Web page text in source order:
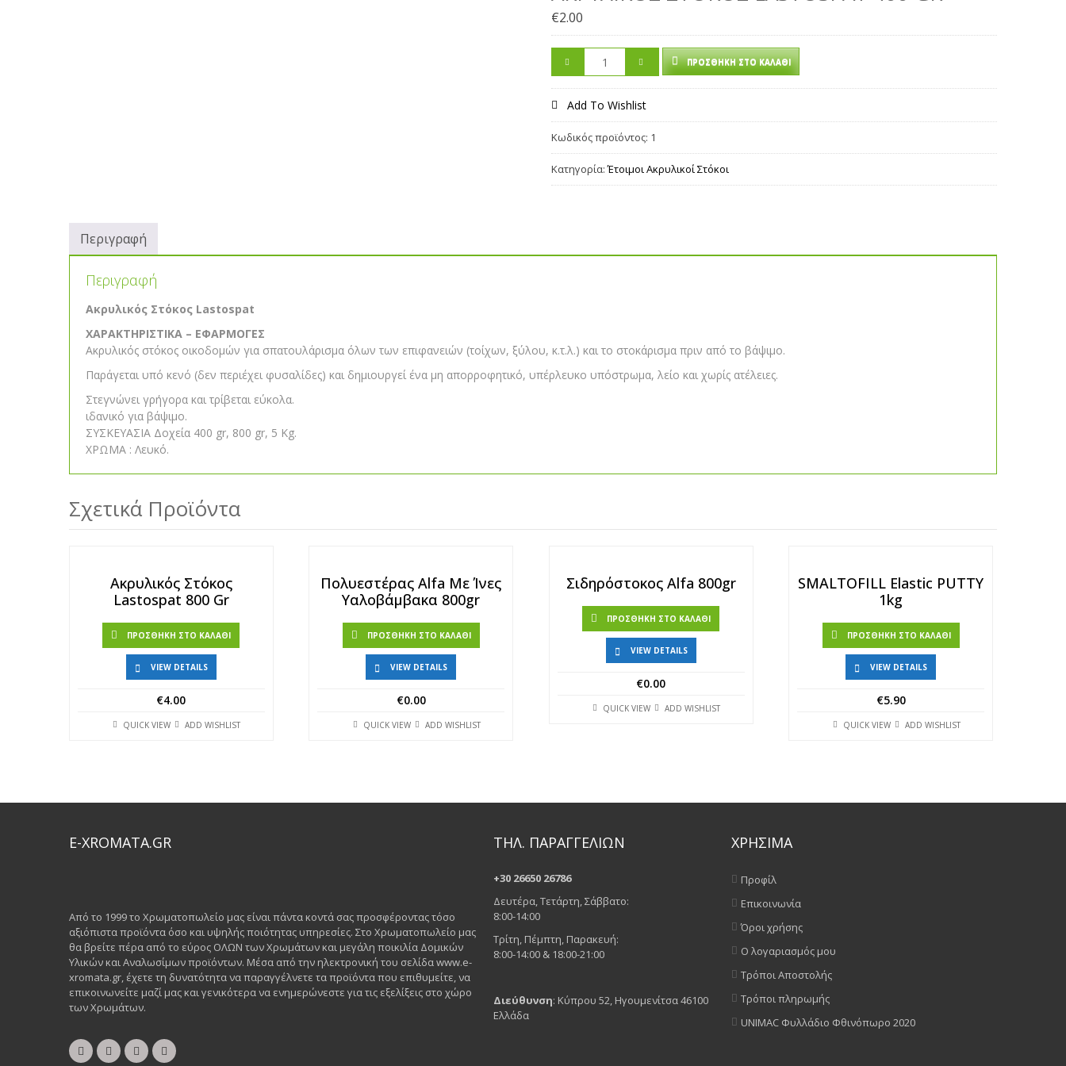
€2.00
ΠΡΟΣΘΉΚΗ ΣΤΟ ΚΑΛΆΘΙ
Add To Wishlist
Κωδικός προϊόντος: 1
Κατηγορία:Έτοιμοι Ακρυλικοί Στόκοι
Περιγραφή
Περιγραφή
Ακρυλικός Στόκος Lastospat
ΧΑΡΑΚΤΗΡΙΣΤΙΚΑ – ΕΦΑΡΜΟΓΕΣ
Ακρυλικός στόκος οικοδομών για σπατουλάρισμα όλων των επιφανειών (τοίχων, ξύλου, κ.τ.λ.) και το στοκάρισμα πριν από το βάψιμο.
Παράγεται υπό κενό (δεν περιέχει φυσαλίδες) και δημιουργεί ένα μη απορροφητικό, υπέρλευκο υπόστρωμα, λείο και χωρίς ατέλειες.
Στεγνώνει γρήγορα και τρίβεται εύκολα.
ιδανικό για βάψιμο.
ΣΥΣΚΕΥΑΣΙΑ Δοχεία 400 gr, 800 gr, 5 Kg.
ΧΡΩΜΑ : Λευκό.
Σχετικά Προϊόντα
Ακρυλικός Στόκος
Lastospat 800 Gr
ΠΡΟΣΘΉΚΗ ΣΤΟ ΚΑΛΆΘΙ
VIEW DETAILS
€4.00
QUICK VIEW ADD WISHLIST
Πολυεστέρας Alfa Με Ίνες
Υαλοβάμβακα 800gr
ΠΡΟΣΘΉΚΗ ΣΤΟ ΚΑΛΆΘΙ
VIEW DETAILS
€0.00
QUICK VIEW ADD WISHLIST
Σιδηρόστοκος Alfa 800gr
ΠΡΟΣΘΉΚΗ ΣΤΟ ΚΑΛΆΘΙ
VIEW DETAILS
€0.00
QUICK VIEW ADD WISHLIST
SMALTOFILL Elastic PUTTY
1kg
ΠΡΟΣΘΉΚΗ ΣΤΟ ΚΑΛΆΘΙ
VIEW DETAILS
€5.90
QUICK VIEW ADD WISHLIST
E-XROMATA.GR
Από το 1999 το Χρωματοπωλείο μας είναι πάντα κοντά σας προσφέροντας τόσο
αξιόπιστα προϊόντα όσο και υψηλής ποιότητας υπηρεσίες. Στο Χρωματοπωλείο μας
θα βρείτε πέρα από το εύρος ΟΛΩΝ των Χρωμάτων και μεγάλη ποικιλία Δομικών
Υλικών και Αναλωσίμων προϊόντων. Μέσα από την ηλεκτρονική του σελίδα www.e-
xromata.gr, έχετε τη δυνατότητα να παραγγέλνετε τα προϊόντα που επιθυμείτε, να
επικοινωνείτε μαζί μας και γενικότερα να ενημερώνεστε για τις εξελίξεις στο χώρο
των Χρωμάτων.
ΤΗΛ. ΠΑΡΑΓΓΕΛΙΩΝ
+30 26650 26786
Δευτέρα, Τετάρτη, Σάββατο:
8:00-14:00
Τρίτη, Πέμπτη, Παρακευή:
8:00-14:00 & 18:00-21:00
Διεύθυνση: Κύπρου 52, Ηγουμενίτσα 46100
Ελλάδα
ΧΡΗΣΙΜΑ
Προφίλ
Επικοινωνία
Όροι χρήσης
Ο λογαριασμός μου
Τρόποι Αποστολής
Τρόποι πληρωμής
UNIMAC Φυλλάδιο Φθινόπωρο 2020